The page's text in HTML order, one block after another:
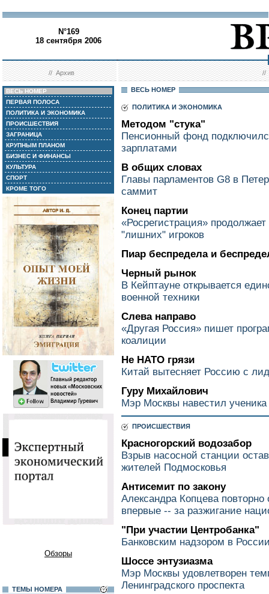
N°169
18 сентября 2006
//Архив //
ВЕСЬ НОМЕР
ПЕРВАЯ ПОЛОСА
ПОЛИТИКА И ЭКОНОМИКА
ПРОИСШЕСТВИЯ
ЗАГРАНИЦА
КРУПНЫМ ПЛАНОМ
БИЗНЕС И ФИНАНСЫ
КУЛЬТУРА
СПОРТ
КРОМЕ ТОГО
Обзоры
ТЕМЫ НОМЕРА
ВЕСЬ НОМЕР
ПОЛИТИКА И ЭКОНОМИКА
Методом "стука"
Пенсионный фонд
зарплатами
В общих словах
Главы парламентов G8 в
саммит
Конец партии
«Росрегистрация»
"лишних" игроков
Пиар беспредела и
Черный рынок
В Кейптауне открывается
военной техники
Слева направо
«Другая Россия» пишет
коалиции
Не НАТО грязи
Китай вытесняет Россию с
Гуру Михайлович
Мэр Москвы навестил ученика
ПРОИСШЕСТВИЯ
Красногорский водозабор
Взрыв насосной станции
жителей Подмосковья
Антисемит по закону
Александра Копцева
впервые -- за разжигание
"При участии Центробанка"
Банковским надзором в
Шоссе энтузиазма
Мэр Москвы удовлетворен
Ленинградского проспекта